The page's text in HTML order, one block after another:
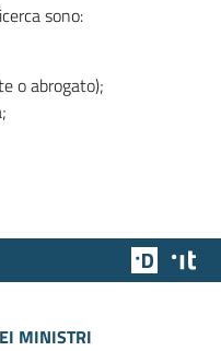
sono:
o abrogato);
Team
MINISTRI